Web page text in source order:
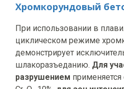
Хромкорундовый
При использовании в
циклическом режиме
демонстрирует
шлакоразъеданию. Для
разрушением